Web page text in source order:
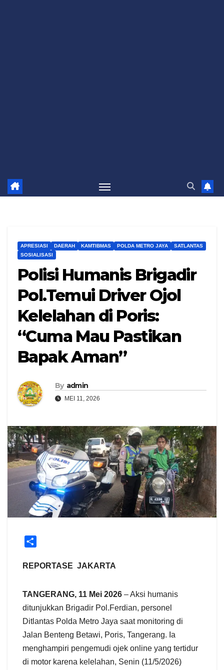
APRESIASI DAERAH KAMTIBMAS POLDA METRO JAYA
SATLANTAS
SOSIALISASI
Polisi Humanis Brigadir
Pol.Temui Driver Ojol
Kelelahan di Poris:
“Cuma Mau Pastikan
Bapak Aman”
By admin
MEI 11, 2026
a
e
REPORTASE JAKARTA
TANGERANG, 11 Mei 2026 – Aksi humanis
ditunjukkan Brigadir Pol.Ferdian, personel
Ditlantas Polda Metro Jaya saat monitoring di
Jalan Benteng Betawi, Poris, Tangerang. Ia
menghampiri pengemudi ojek online yang tertidur
di motor karena kelelahan, Senin (11/5/2026)